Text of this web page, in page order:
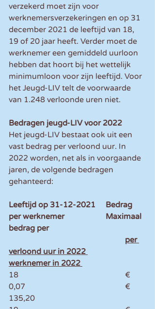
verzekerd moet zijn voor
werknemersverzekeringen en op 31
december 2021 de leeftijd van 18,
19 of 20 jaar heeft. Verder moet de
werknemer een gemiddeld uurloon
hebben dat hoort bij het wettelijk
minimumloon voor zijn leeftijd. Voor
het Jeugd-LIV telt de voorwaarde
van 1.248 verloonde uren niet.
Bedragen jeugd-LIV voor 2022
Het jeugd-LIV bestaat ook uit een
vast bedrag per verloond uur. In
2022 worden, net als in voorgaande
jaren, de volgende bedragen
gehanteerd:
Leeftijd op 31-12-2021	Bedrag
per werknemer 		Maximaal
bedrag per
verloond uur in 2022
werknemer in 2022
18						€
0,07						€
135,20